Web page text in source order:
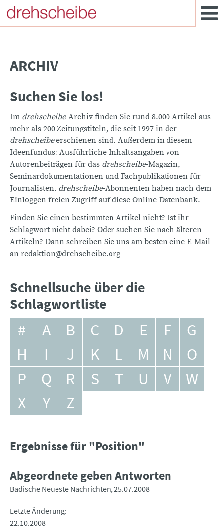
ARCHIV
Suchen Sie los!
Im drehscheibe-Archiv finden Sie rund 8.000 Artikel aus
mehr als 200 Zeitungstiteln, die seit 1997 in der
drehscheibeerschienen sind. Außerdem in diesem
Ideenfundus: Ausführliche Inhaltsangaben von
Autorenbeiträgen für das drehscheibe-Magazin,
Seminardokumentationen und Fachpublikationen für
Journalisten. drehscheibe-Abonnenten haben nach dem
Einloggen freien Zugriff auf diese Online-Datenbank.
Finden Sie einen bestimmten Artikel nicht? Ist ihr
Schlagwort nicht dabei? Oder suchen Sie nach älteren
Artikeln? Dann schreiben Sie uns am besten eine E-Mail
an redaktion@drehscheibe.org
Schnellsuche über die
Schlagwortliste
# A B C D E F
G
H
I J K L M N
O
P
Q R S T U V
W
X
Y Z
Ergebnisse für "Position"
Abgeordnete geben Antworten
Badische Neueste Nachrichten 25.07.2008
Letzte Änderung
22.10.2008